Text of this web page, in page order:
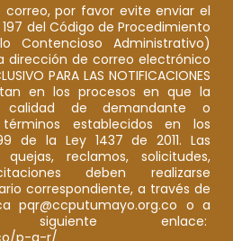
correo, por favor evite enviar el
del Código de Procedimiento
Contencioso Administrativo)
dirección de correo electrónico
PARA LAS NOTIFICACIONES
en los procesos en que la
de demandante o
establecidos en los
de la Ley 1437 de 2011. Las
reclamos, solicitudes,
deben realizarse
correspondiente, a través de
pqr@ccputumayo.org.co o a
enlace:
p-q-r/